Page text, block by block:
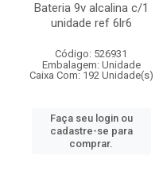
Bateria 9v alcalina c/1
unidade ref 6lr6
Código: 526931
Embalagem: Unidade
Caixa Com: 192 Unidade(s)
Faça seu login ou
cadastre-se para
comprar.